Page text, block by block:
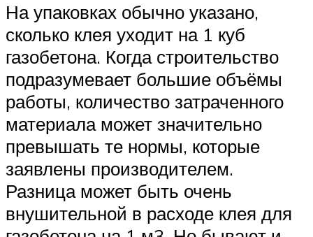
На упаковках обычно указано,
сколько клея уходит на 1 куб
газобетона. Когда строительство
подразумевает большие объёмы
работы, количество затраченного
материала может значительно
превышать те нормы, которые
заявлены производителем.
Разница может быть очень
внушительной в расходе клея для